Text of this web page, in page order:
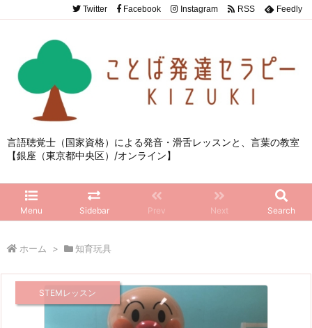
言語聴覚士（国家資格）による発音・滑舌レッスンと、言葉の教室
【銀座（東京都中央区）/オンライン】
Menu Sidebar Prev Next Search
Twitter Facebook Instagram RSS Feedly
ホーム > 知育玩具
STEMレッスン